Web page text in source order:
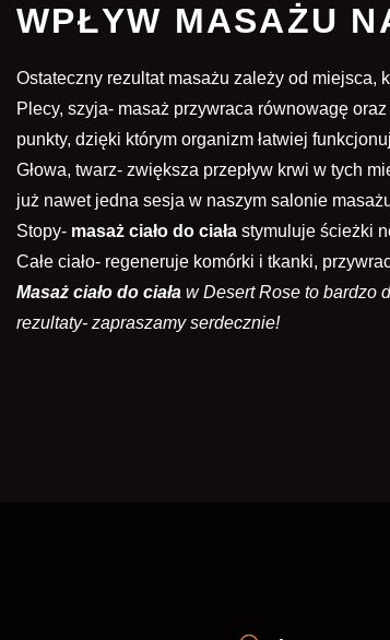
WPŁYW MASAŻU
Ostateczny rezultat masażu zależy od miejsca,
Plecy, szyja- masaż przywraca równowagę
punkty, dzięki którym organizm łatwiej
Głowa, twarz- zwiększa przepływ krwi w tych
już nawet jedna sesja w naszym salonie
Stopy- masaż ciało do ciała stymuluje ścieżki
Całe ciało- regeneruje komórki i tkanki,
Masaż ciało do ciała w Desert Rose to bardzo
rezultaty- zapraszamy serdecznie!